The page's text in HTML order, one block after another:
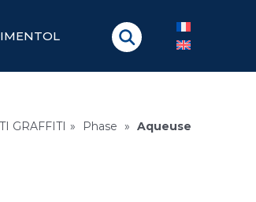
GRAFFITI » Phase » Aqueuse